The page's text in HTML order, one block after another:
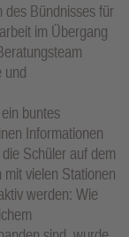
des Bündnisses für
im Übergang
und
buntes
Informationen
Schüler auf dem
vielen Stationen
werden: Wie